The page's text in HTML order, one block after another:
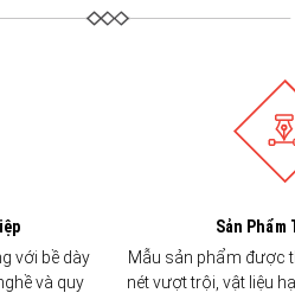
với bề dày
và quy
Sản Phẩm
Mẫu sản phẩm được
nét vượt trội, vật liệu